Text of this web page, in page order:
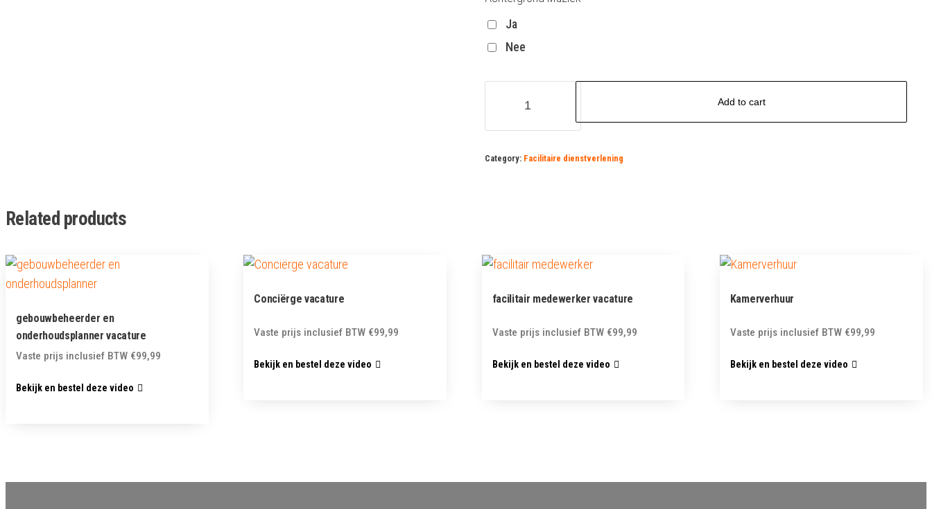
Ja
Nee
vacature
quantity
Add to cart
Category: Facilitaire dienstverlening
Related products
gebouwbeheerder en
onderhoudsplanner vacature
Vaste prijs inclusief BTW €99,99
Bekijk en bestel deze video
Conciërge vacature
Vaste prijs inclusief BTW €99,99
Bekijk en bestel deze video
facilitair medewerker vacature
Vaste prijs inclusief BTW €99,99
Bekijk en bestel deze video
Kamerverhuur
Vaste prijs inclusief BTW €99,99
Bekijk en bestel deze video